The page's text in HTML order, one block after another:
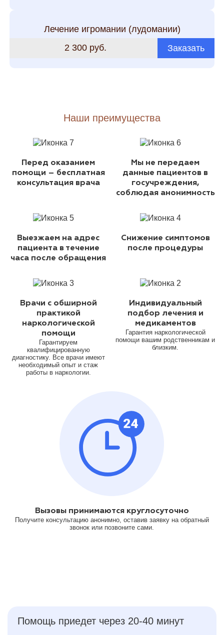
Лечение игромании (лудомании)
2 300 руб.
Заказать
Наши преимущества
Перед оказанием
помощи – бесплатная
консультация врача
Мы не передаем
данные пациентов в
госучреждения,
соблюдая анонимность
Выезжаем на адрес
пациента в течение
часа после обращения
Снижение симптомов
после процедуры
Врачи с обширной
практикой
наркологической
помощи
Гарантируем
квалифицированную
диагностику. Все врачи имеют
необходимый опыт и стаж
работы в наркологии.
Индивидуальный
подбор лечения и
медикаментов
Гарантия наркологической
помощи вашим родственникам и
близким.
Вызовы принимаются круглосуточно
Получите консультацию анонимно, оставив заявку на обратный
звонок или позвоните сами.
Помощь приедет через 20-40 минут